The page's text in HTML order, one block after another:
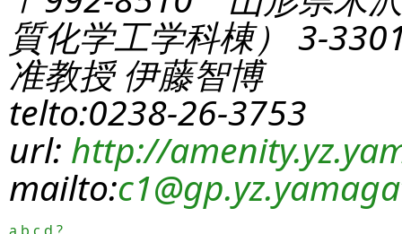
質化学工学科棟） 3-
准教授 伊藤智博
telto:0238-26-3753
url: http://
mailto:c1